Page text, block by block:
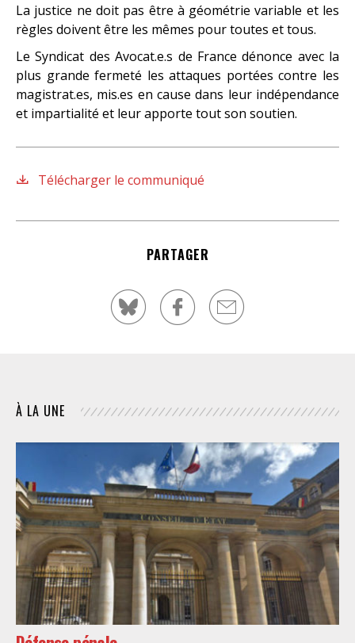
La justice ne doit pas être à géométrie variable et les
règles doivent être les mêmes pour toutes et tous.
Le Syndicat des Avocat.e.s de France dénonce avec la
plus grande fermeté les attaques portées contre les
magistrat.es, mis.es en cause dans leur indépendance
et impartialité et leur apporte tout son soutien.
Télécharger le communiqué
PARTAGER
À LA UNE